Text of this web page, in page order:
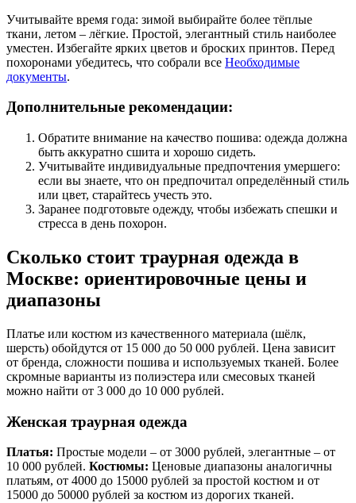
Учитывайте время года: зимой выбирайте более тёплые
ткани, летом – лёгкие. Простой, элегантный стиль наиболее
уместен. Избегайте ярких цветов и броских принтов. Перед
похоронами убедитесь, что собрали все Необходимые
документы.
Дополнительные рекомендации:
Обратите внимание на качество пошива: одежда должна
быть аккуратно сшита и хорошо сидеть.
Учитывайте индивидуальные предпочтения умершего:
если вы знаете, что он предпочитал определённый стиль
или цвет, старайтесь учесть это.
Заранее подготовьте одежду, чтобы избежать спешки и
стресса в день похорон.
Сколько стоит траурная одежда в
Москве: ориентировочные цены и
диапазоны
Платье или костюм из качественного материала (шёлк,
шерсть) обойдутся от 15 000 до 50 000 рублей. Цена зависит
от бренда, сложности пошива и используемых тканей. Более
скромные варианты из полиэстера или смесовых тканей
можно найти от 3 000 до 10 000 рублей.
Женская траурная одежда
Платья: Простые модели – от 3000 рублей, элегантные – от
10 000 рублей. Костюмы: Ценовые диапазоны аналогичны
платьям, от 4000 до 15000 рублей за простой костюм и от
15000 до 50000 рублей за костюм из дорогих тканей.